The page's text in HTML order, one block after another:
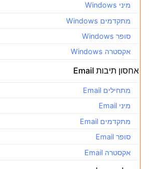
מיני Windows
מתקדמים Windows
סופר Windows
אקסטרה Windows
אחסון תיבות Email
מתחילים Email
מיני Email
מתקדמים Email
סופר Email
אקסטרה Email